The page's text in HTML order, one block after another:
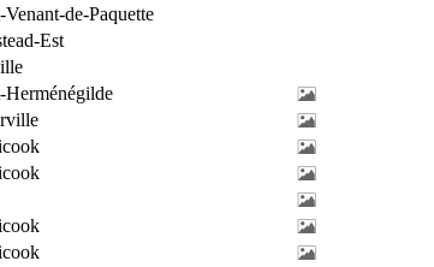
Venant-de-Paquette
Est
Herménégilde